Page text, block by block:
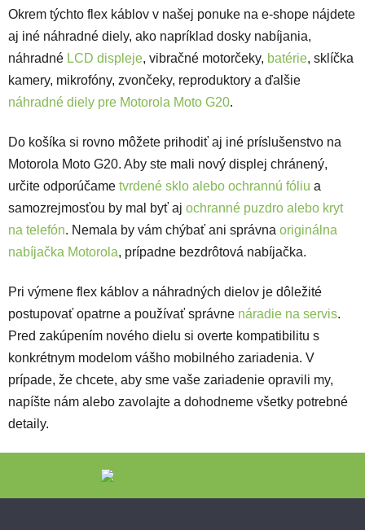
Okrem týchto flex káblov v našej ponuke na e-shope nájdete
aj iné náhradné diely, ako napríklad dosky nabíjania,
náhradné LCD displeje, vibračné motorčeky, batérie, sklíčka
kamery, mikrofóny, zvončeky, reproduktory a ďalšie
náhradné diely pre Motorola Moto G20.
Do košíka si rovno môžete prihodiť aj iné príslušenstvo na
Motorola Moto G20. Aby ste mali nový displej chránený,
určite odporúčame tvrdené sklo alebo ochrannú fóliu a
samozrejmosťou by mal byť aj ochranné puzdro alebo kryt
na telefón. Nemala by vám chýbať ani správna originálna
nabíjačka Motorola, prípadne bezdrôtová nabíjačka.
Pri výmene flex káblov a náhradných dielov je dôležité
postupovať opatrne a používať správne náradie na servis.
Pred zakúpením nového dielu si overte kompatibilitu s
konkrétnym modelom vášho mobilného zariadenia. V
prípade, že chcete, aby sme vaše zariadenie opravili my,
napíšte nám alebo zavolajte a dohodneme všetky potrebné
detaily.